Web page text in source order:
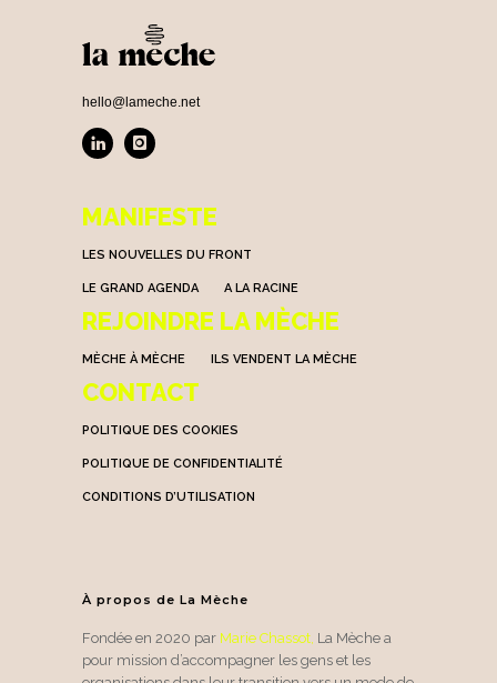
hello@lameche.net
MANIFESTE
LES NOUVELLES DU FRONT
LE GRAND AGENDA A LA RACINE
REJOINDRE LA MÈCHE
MÈCHE À MÈCHE ILS VENDENT LA MÈCHE
CONTACT
POLITIQUE DES COOKIES
POLITIQUE DE CONFIDENTIALITÉ
CONDITIONS D’UTILISATION
À propos de La Mèche
Fondée en 2020 par Marie Chassot La Mèche a
pour mission d’accompagner les gens et les